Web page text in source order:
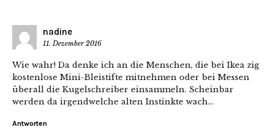
nadine
11. Dezember 2016
Wie wahr! Da denke ich an die Menschen, die bei Ikea zig
kostenlose Mini-Bleistifte mitnehmen oder bei Messen
überall die Kugelschreiber einsammeln. Scheinbar
werden da irgendwelche alten Instinkte wach…
Antworten